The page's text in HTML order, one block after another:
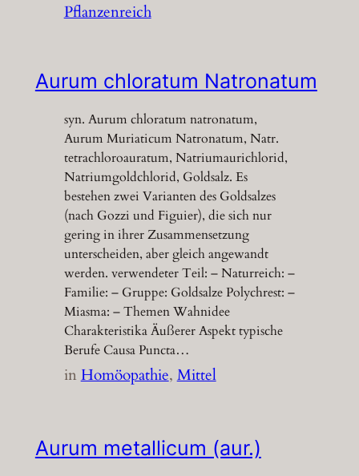
Pflanzenreich
Aurum chloratum Natronatum
syn. Aurum chloratum natronatum,
Aurum Muriaticum Natronatum, Natr.
tetrachloroauratum, Natriumaurichlorid,
Natriumgoldchlorid, Goldsalz. Es
bestehen zwei Varianten des Goldsalzes
(nach Gozzi und Figuier), die sich nur
gering in ihrer Zusammensetzung
unterscheiden, aber gleich angewandt
werden. verwendeter Teil: – Naturreich: –
Familie: – Gruppe: Goldsalze Polychrest: –
Miasma: – Themen Wahnidee
Charakteristika Äußerer Aspekt typische
Berufe Causa Puncta…
inHomöopathie, Mittel
Aurum metallicum (aur.)